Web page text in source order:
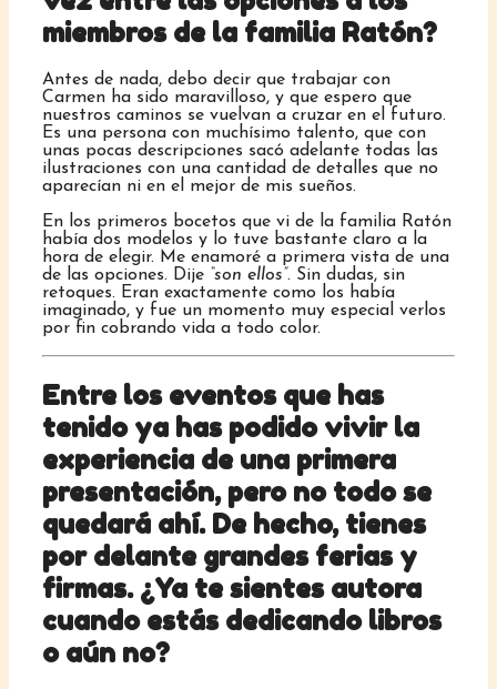
miembros de la familia Ratón?
Antes de nada, debo decir que trabajar con
Carmen ha sido maravilloso, y que espero que
nuestros caminos se vuelvan a cruzar en el futuro.
Es una persona con muchísimo talento, que con
unas pocas descripciones sacó adelante todas las
ilustraciones con una cantidad de detalles que no
aparecían ni en el mejor de mis sueños.
En los primeros bocetos que vi de la familia Ratón
había dos modelos y lo tuve bastante claro a la
hora de elegir. Me enamoré a primera vista de una
de las opciones. Dije “son ellos”. Sin dudas, sin
retoques. Eran exactamente como los había
imaginado, y fue un momento muy especial verlos
por fin cobrando vida a todo color.
Entre los eventos que has
tenido ya has podido vivir la
experiencia de una primera
presentación, pero no todo se
quedará ahí. De hecho, tienes
por delante grandes ferias y
firmas. ¿Ya te sientes autora
cuando estás dedicando libros
o aún no?